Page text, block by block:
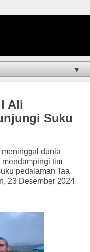
▼
Ali
Suku
meninggal dunia
mendampingi tim
pedalaman Taa
23 Desember 2024